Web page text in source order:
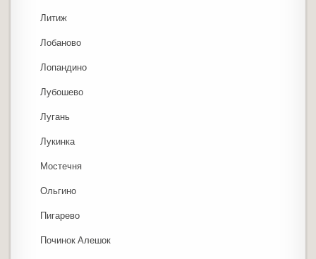
Литиж
Лобаново
Лопандино
Лубошево
Лугань
Лукинка
Мостечня
Ольгино
Пигарево
Починок Алешок